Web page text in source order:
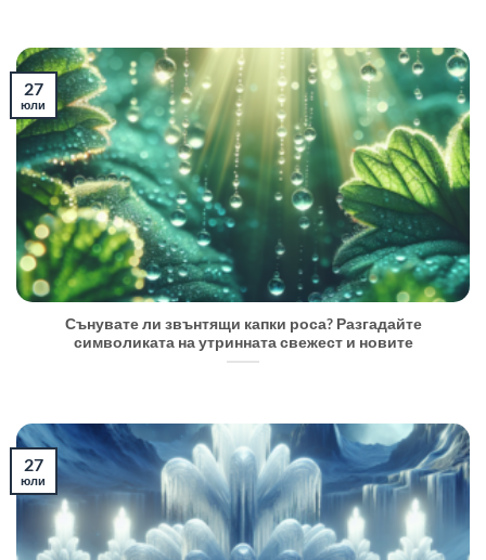
Сънувате ли звънтящи капки роса? Разгадайте
символиката на утринната свежест и новите
27
юли
27
юли